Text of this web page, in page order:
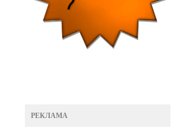
РЕКЛАМА